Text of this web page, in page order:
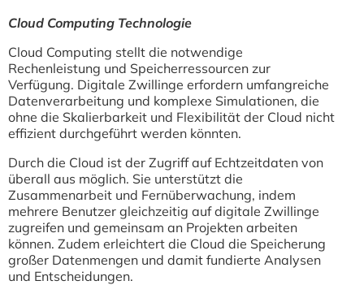
Cloud Computing Technologie
Cloud Computing stellt die notwendige
Rechenleistung und Speicherressourcen zur
Verfügung. Digitale Zwillinge erfordern umfangreiche
Datenverarbeitung und komplexe Simulationen, die
ohne die Skalierbarkeit und Flexibilität der Cloud nicht
effizient durchgeführt werden könnten.
Durch die Cloud ist der Zugriff auf Echtzeitdaten von
überall aus möglich. Sie unterstützt die
Zusammenarbeit und Fernüberwachung, indem
mehrere Benutzer gleichzeitig auf digitale Zwillinge
zugreifen und gemeinsam an Projekten arbeiten
können. Zudem erleichtert die Cloud die Speicherung
großer Datenmengen und damit fundierte Analysen
und Entscheidungen.